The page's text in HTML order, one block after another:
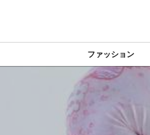
ファッション